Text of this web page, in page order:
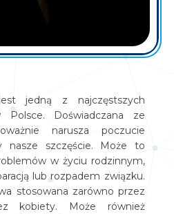
jedną z najczęstszych
Doświadczana ze
narusza poczucie
nasze szczęście. Może to
w życiu rodzinnym,
lub rozpadem związku.
stosowana zarówno przez
kobiety. Może również